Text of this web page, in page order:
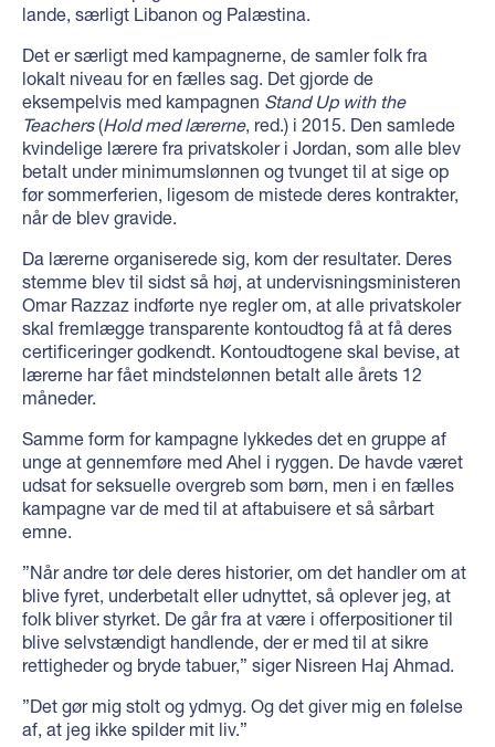
lande, særligt Libanon og Palæstina.
Det er særligt med kampagnerne, de samler folk fra
lokalt niveau for en fælles sag. Det gjorde de
eksempelvis med kampagnen Stand Up with the
Teachers(Hold med lærerne, red.) i 2015. Den samlede
kvindelige lærere fra privatskoler i Jordan, som alle blev
betalt under minimumslønnen og tvunget til at sige op
før sommerferien, ligesom de mistede deres kontrakter,
når de blev gravide.
Da lærerne organiserede sig, kom der resultater. Deres
stemme blev til sidst så høj, at undervisningsministeren
Omar Razzaz indførte nye regler om, at alle privatskoler
skal fremlægge transparente kontoudtog få at få deres
certificeringer godkendt. Kontoudtogene skal bevise, at
lærerne har fået mindstelønnen betalt alle årets 12
måneder.
Samme form for kampagne lykkedes det en gruppe af
unge at gennemføre med Ahel i ryggen. De havde været
udsat for seksuelle overgreb som børn, men i en fælles
kampagne var de med til at aftabuisere et så sårbart
emne.
”Når andre tør dele deres historier, om det handler om at
blive fyret, underbetalt eller udnyttet, så oplever jeg, at
folk bliver styrket. De går fra at være i offerpositioner til
blive selvstændigt handlende, der er med til at sikre
rettigheder og bryde tabuer,” siger Nisreen Haj Ahmad.
”Det gør mig stolt og ydmyg. Og det giver mig en følelse
af, at jeg ikke spilder mit liv.”